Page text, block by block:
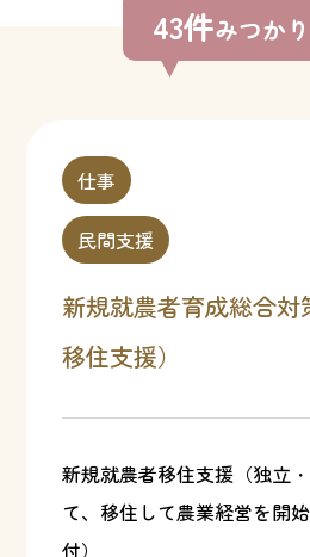
43件みつか
仕事
民間支援
新規就農者育成総合
移住支援）
新規就農者移住支援（独立
て、移住して農業経営を開
付）